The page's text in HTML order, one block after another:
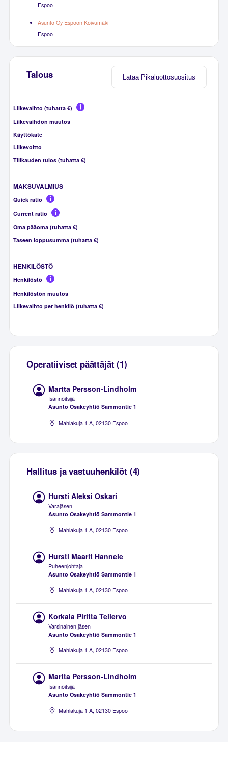
Espoo
Asunto Oy Espoon Koivumäki
Espoo
Lataa Pikaluottosuositus
Talous
Liikevaihto (tuhatta €)
Liikevaihdon muutos
Käyttökate
Liikevoitto
Tilikauden tulos (tuhatta €)
MAKSUVALMIUS
Quick ratio
Current ratio
Oma pääoma (tuhatta €)
Taseen loppusumma (tuhatta €)
HENKILÖSTÖ
Henkilöstö
Henkilöstön muutos
Liikevaihto per henkilö (tuhatta €)
Operatiiviset päättäjät (1)
Martta Persson-Lindholm
Isännöitsijä
Asunto Osakeyhtiö Sammontie 1
Mahlakuja 1 A, 02130 Espoo
Hallitus ja vastuuhenkilöt (4)
Hursti Aleksi Oskari
Varajäsen
Asunto Osakeyhtiö Sammontie 1
Mahlakuja 1 A, 02130 Espoo
Hursti Maarit Hannele
Puheenjohtaja
Asunto Osakeyhtiö Sammontie 1
Mahlakuja 1 A, 02130 Espoo
Korkala Piritta Tellervo
Varsinainen jäsen
Asunto Osakeyhtiö Sammontie 1
Mahlakuja 1 A, 02130 Espoo
Martta Persson-Lindholm
Isännöitsijä
Asunto Osakeyhtiö Sammontie 1
Mahlakuja 1 A, 02130 Espoo